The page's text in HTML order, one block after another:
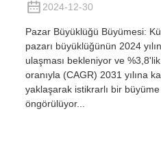
2024-12-30
Pazar Büyüklüğü Büyümesi:
pazarı büyüklüğünün 2024
ulaşması bekleniyor ve
oranıyla (CAGR) 2031 yılına
yaklaşarak istikrarlı bir
öngörülüyor...